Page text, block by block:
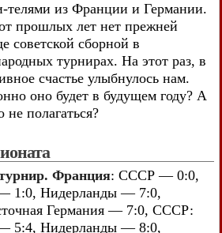
телями из Франции и Германии.
прошлых лет нет прежней
советской сборной в
турнирах. На этот раз, в
счастье улыбнулось нам.
оно будет в будущем году? А
полагаться?
Франция: СССР — 0:0,
— 1:0, Нидерланды — 7:0,
Германия — 7:0, СССР:
— 5:4, Нидерланды — 8:0,